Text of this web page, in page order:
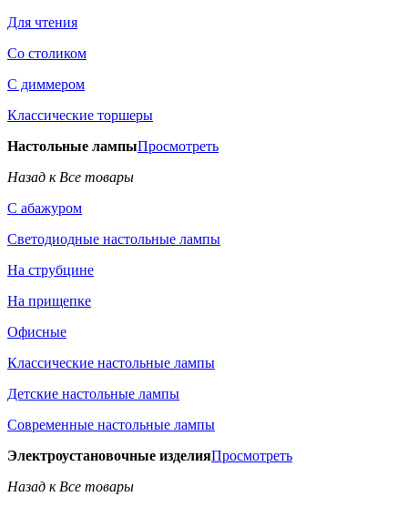
Для чтения
Со столиком
С диммером
Классические торшеры
Настольные лампыПросмотреть
Назад к Все товары
С абажуром
Светодиодные настольные лампы
На струбцине
На прищепке
Офисные
Классические настольные лампы
Детские настольные лампы
Современные настольные лампы
Электроустановочные изделияПросмотреть
Назад к Все товары